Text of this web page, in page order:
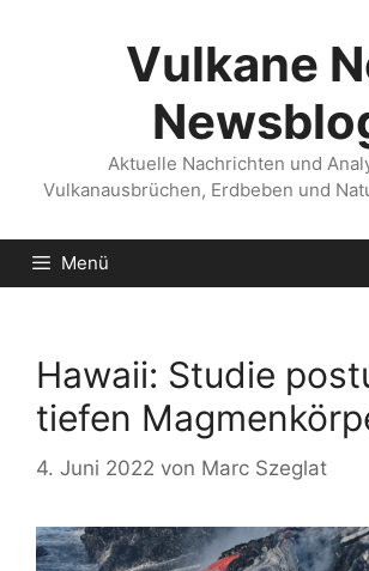
Vulkane
Aktuelle Nachrichten und
Vulkanausbrüchen, Erdbeben und
Menü
Hawaii: Studie
tiefen
4. Juni 2022 von Marc Szeglat